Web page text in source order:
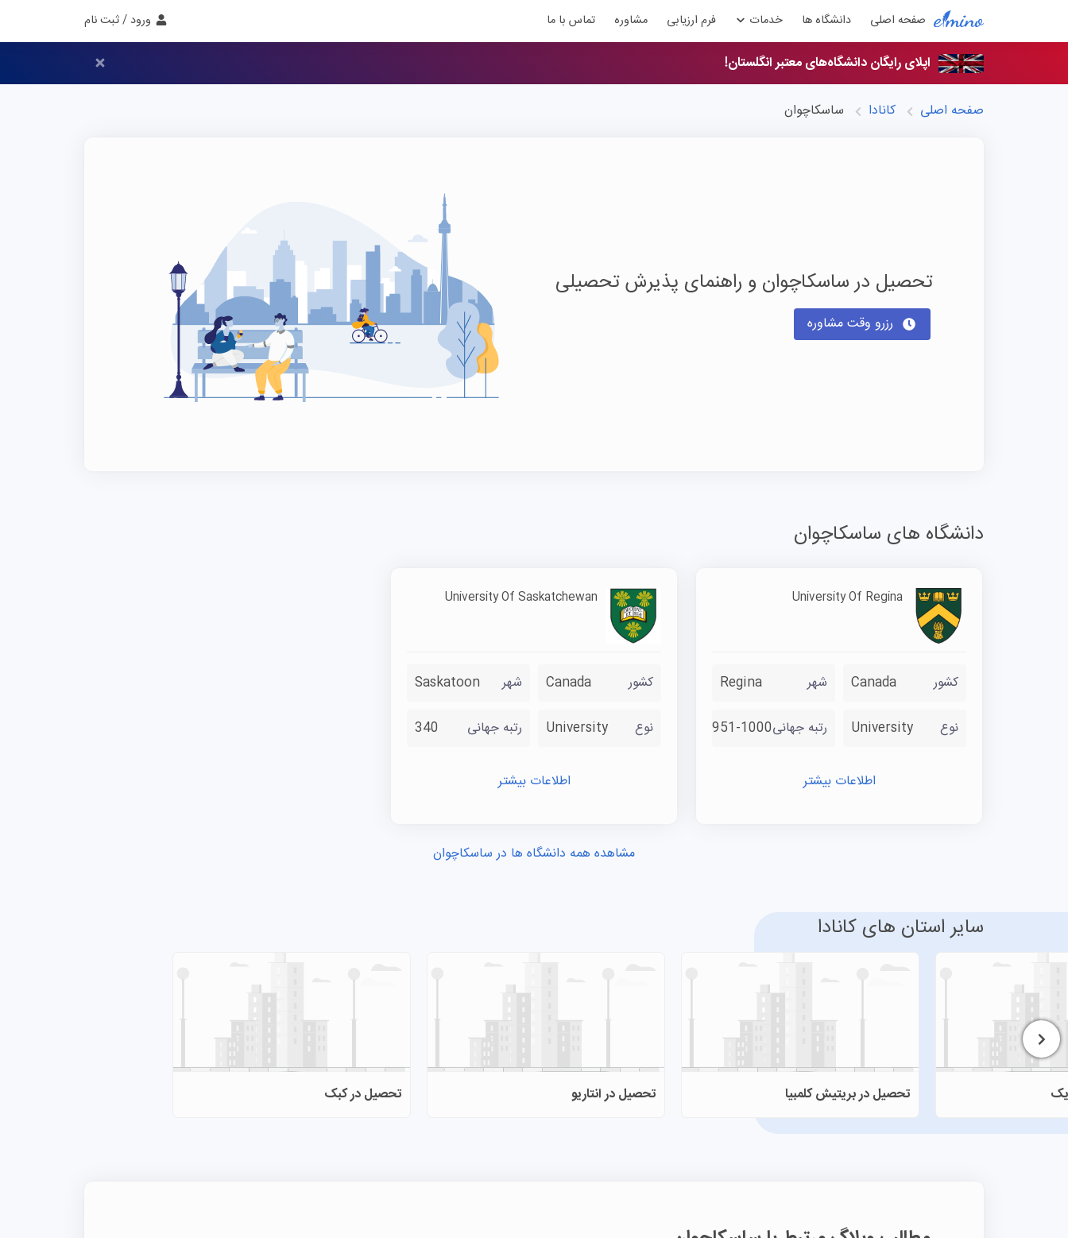
صفحه اصلی دانشگاه ها خدمات فرم ارزیابی مشاوره تماس با ما ورود / ثبت نام
اپلای رایگان دانشگاه‌های معتبر انگلستان!
صفحه اصلی کانادا ساسکاچوان
تحصیل در ساسکاچوان و راهنمای پذیرش تحصیلی
رزرو وقت مشاوره
دانشگاه های ساسکاچوان
University Of Regina
کشور Canada شهر Regina
نوع University رتبه جهانی951-1000
اطلاعات بیشتر
University Of Saskatchewan
کشور Canada شهر Saskatoon
نوع University رتبه جهانی 340
اطلاعات بیشتر
مشاهده همه دانشگاه ها در ساسکاچوان
سایر استان های کانادا
تحصیل در کبک تحصیل در انتاریو تحصیل در بریتیش کلمبیا